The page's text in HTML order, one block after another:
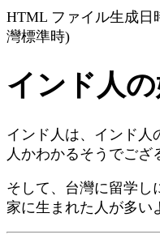
HTML ファイル生成日
灣標準時)
インド人
インド人は、インド人
人かわかるそうでござ
そして、台灣に留学し
家に生まれた人が多い